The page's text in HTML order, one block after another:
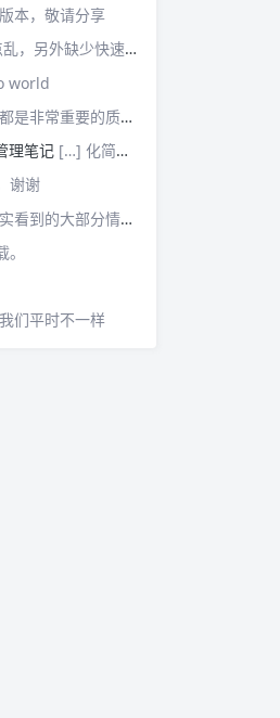
本，敬请分享
外缺少快速反应板块。
world
量管理概念，挺难理解的。
理笔记 […] 化简后的式子是我们在卡方检验中需要用到的式子，所以请大家牢记！对于上述式子有疑惑的读者可以学习基础的概率论，也可以参考我之前写的一篇关于独立的文章（《【直观数学】如何理解两事件间的独立关系》）。如果没有问题的话，我们可以进入到卡方检验原理与步骤的主体介绍部分！ […]
谢谢
板来。管理需要授权，更多应该思考团队、部门间，人员发展，对未来的变化做出应对等的能力。
们平时不一样